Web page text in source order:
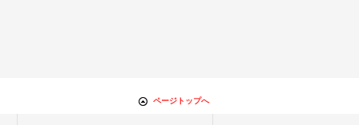
ページトップへ